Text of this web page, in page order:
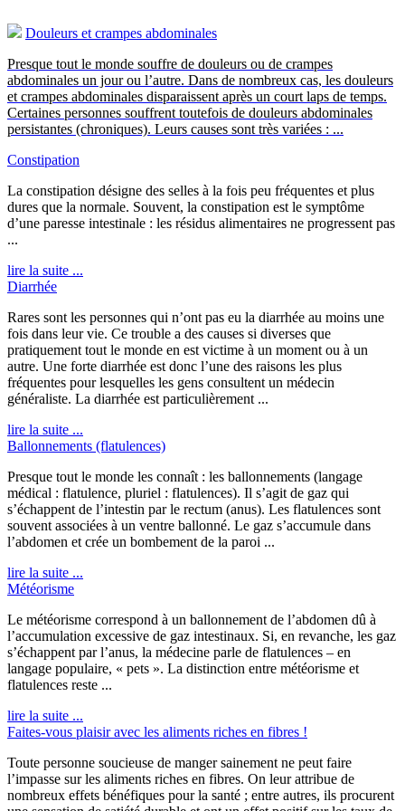
Douleurs et crampes abdominales
Presque tout le monde souffre de douleurs ou de crampes
abdominales un jour ou l’autre. Dans de nombreux cas, les douleurs
et crampes abdominales disparaissent après un court laps de temps.
Certaines personnes souffrent toutefois de douleurs abdominales
persistantes (chroniques). Leurs causes sont très variées : ...
Constipation
La constipation désigne des selles à la fois peu fréquentes et plus
dures que la normale. Souvent, la constipation est le symptôme
d’une paresse intestinale : les résidus alimentaires ne progressent pas
...
lire la suite ...
Diarrhée
Rares sont les personnes qui n’ont pas eu la diarrhée au moins une
fois dans leur vie. Ce trouble a des causes si diverses que
pratiquement tout le monde en est victime à un moment ou à un
autre. Une forte diarrhée est donc l’une des raisons les plus
fréquentes pour lesquelles les gens consultent un médecin
généraliste. La diarrhée est particulièrement ...
lire la suite ...
Ballonnements (flatulences)
Presque tout le monde les connaît : les ballonnements (langage
médical : flatulence, pluriel : flatulences). Il s’agit de gaz qui
s’échappent de l’intestin par le rectum (anus). Les flatulences sont
souvent associées à un ventre ballonné. Le gaz s’accumule dans
l’abdomen et crée un bombement de la paroi ...
lire la suite ...
Météorisme
Le météorisme correspond à un ballonnement de l’abdomen dû à
l’accumulation excessive de gaz intestinaux. Si, en revanche, les gaz
s’échappent par l’anus, la médecine parle de flatulences – en
langage populaire, « pets ». La distinction entre météorisme et
flatulences reste ...
lire la suite ...
Faites-vous plaisir avec les aliments riches en fibres !
Toute personne soucieuse de manger sainement ne peut faire
l’impasse sur les aliments riches en fibres. On leur attribue de
nombreux effets bénéfiques pour la santé ; entre autres, ils procurent